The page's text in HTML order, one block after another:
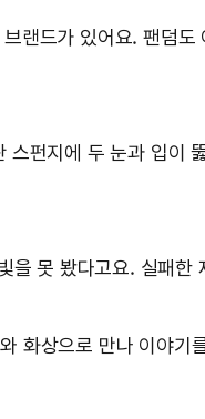
랜드가 있어요. 팬덤
스펀지에 두 눈과 입
못 봤다고요. 실패
와 화상으로 만나 이야기